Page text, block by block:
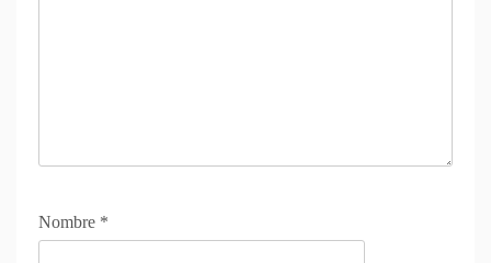
Nombre *